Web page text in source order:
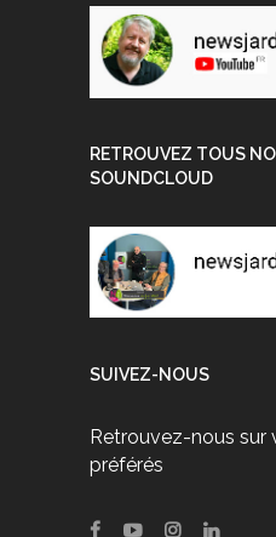
RETROUVEZ TOUS
SOUNDCLOUD
SUIVEZ-NOUS
Retrouvez-nous sur
préférés